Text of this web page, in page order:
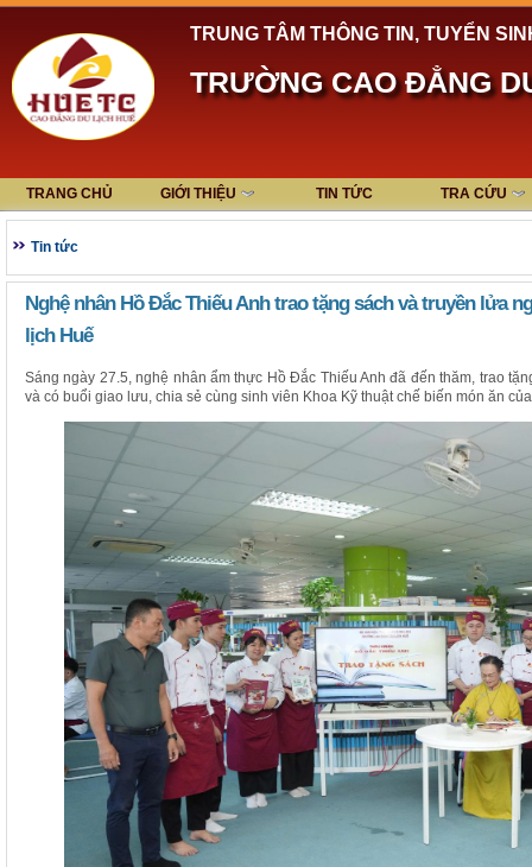
TRUNG TÂM THÔNG TIN, TUYỂN
TRƯỜNG CAO ĐẲNG
TRANG CHỦ GIỚI THIỆU TIN TỨC TRA CỨU
Tin tức
Nghệ nhân Hồ Đắc Thiếu Anh trao tặng sách và truyền lửa
lịch Huế
Sáng ngày 27.5, nghệ nhân ẩm thực Hồ Đắc Thiếu Anh đã đến thăm, trao
và có buổi giao lưu, chia sẻ cùng sinh viên Khoa Kỹ thuật chế biến món ăn